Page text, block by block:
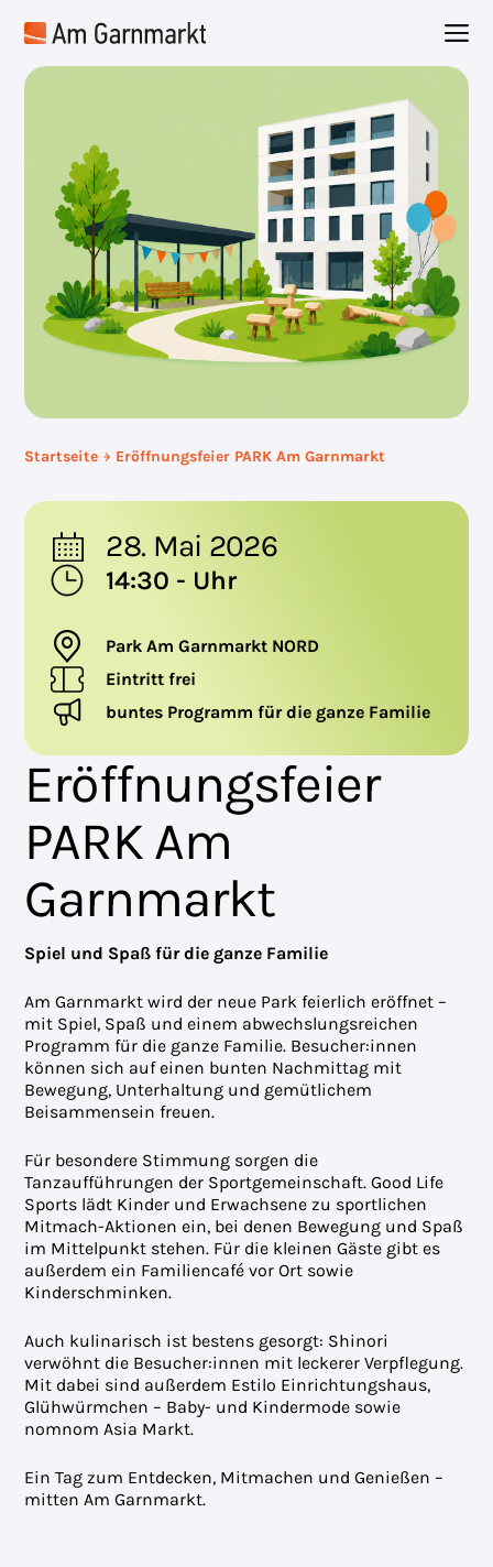
Inhalt
Startseite Eröffnungsfeier PARK Am Garnmarkt
28. Mai 2026
14:30 - Uhr
Park Am Garnmarkt NORD
Eintritt frei
buntes Programm für die ganze Familie
Eröffnungsfeier
PARK Am
Garnmarkt
Spiel und Spaß für die ganze Familie
Am Garnmarkt wird der neue Park feierlich eröffnet –
mit Spiel, Spaß und einem abwechslungsreichen
Programm für die ganze Familie. Besucher:innen
können sich auf einen bunten Nachmittag mit
Bewegung, Unterhaltung und gemütlichem
Beisammensein freuen.
Für besondere Stimmung sorgen die
Tanzaufführungen der Sportgemeinschaft. Good Life
Sports lädt Kinder und Erwachsene zu sportlichen
Mitmach-Aktionen ein, bei denen Bewegung und Spaß
im Mittelpunkt stehen. Für die kleinen Gäste gibt es
außerdem ein Familiencafé vor Ort sowie
Kinderschminken.
Auch kulinarisch ist bestens gesorgt: Shinori
verwöhnt die Besucher:innen mit leckerer Verpflegung.
Mit dabei sind außerdem Estilo Einrichtungshaus,
Glühwürmchen – Baby- und Kindermode sowie
nomnom Asia Markt.
Ein Tag zum Entdecken, Mitmachen und Genießen –
mitten Am Garnmarkt.